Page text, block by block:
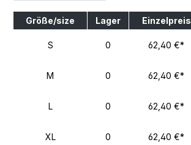
Größe/size Lager Einzelpreis
S 0 62,40 €*
M 0 62,40 €*
L 0 62,40 €*
XL 0 62,40 €*